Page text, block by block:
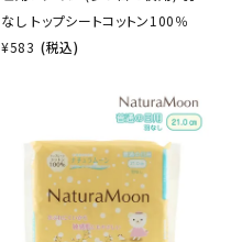
なし トップシートコットン100％
¥583 (税込)